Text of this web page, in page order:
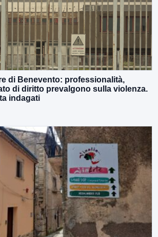
di Benevento: professionalità,
di diritto prevalgono sulla violenza.
indagati